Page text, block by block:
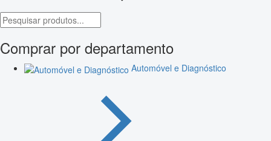
Comprar por departamento
Automóvel e Diagnóstico